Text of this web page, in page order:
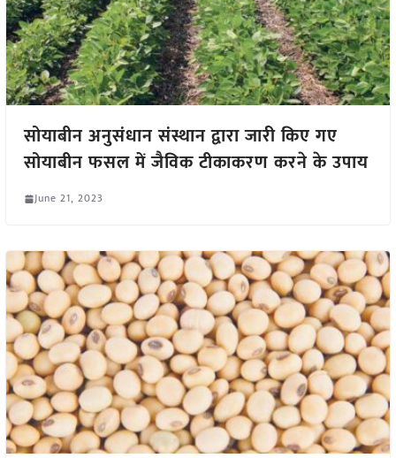
सोयाबीन अनुसंधान संस्थान द्वारा जारी किए गए
सोयाबीन फसल में जैविक टीकाकरण करने के उपाय
June 21, 2023